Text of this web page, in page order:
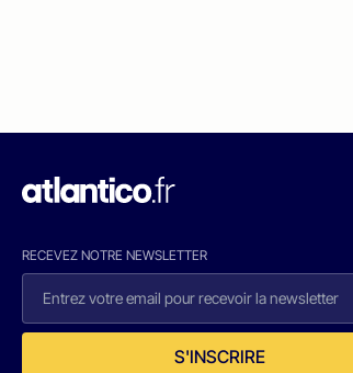
RECEVEZ NOTRE NEWSLETTER
S'INSCRIRE